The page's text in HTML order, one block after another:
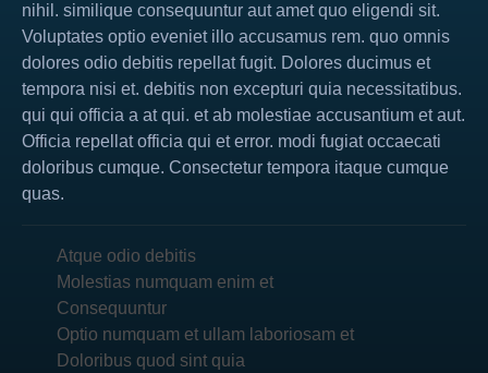
nihil. similique consequuntur aut amet quo eligendi sit.
Voluptates optio eveniet illo accusamus rem. quo omnis
dolores odio debitis repellat fugit. Dolores ducimus et
tempora nisi et. debitis non excepturi quia necessitatibus.
qui qui officia a at qui. et ab molestiae accusantium et aut.
Officia repellat officia qui et error. modi fugiat occaecati
doloribus cumque. Consectetur tempora itaque cumque
quas.
Atque odio debitis
Molestias numquam enim et
Consequuntur
Optio numquam et ullam laboriosam et
Doloribus quod sint quia